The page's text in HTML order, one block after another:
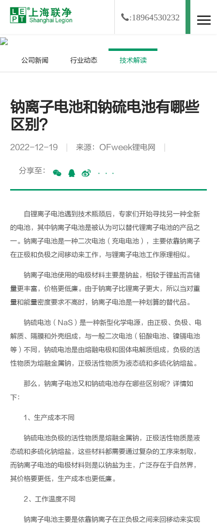
:18964530232
公司新闻 行业动态 技术解读
钠离子电池和钠硫电池有哪些
区别？
2022-12-19 来源：OFweek锂电网
分享至： ···
自锂离子电池遇到技术瓶颈后，专家们开始寻找另一种全新
的电池，其中钠离子电池是被认为可以替代锂离子电池的产品之
一。钠离子电池是一种二次电池（充电电池），主要依靠钠离子
在正极和负极之间移动来工作，与锂离子电池工作原理相似。
钠离子电池使用的电极材料主要是钠盐，相较于锂盐而言储
量更丰富，价格更低廉。由于钠离子比锂离子更大，所以当对重
量和能量密度要求不高时，钠离子电池是一种划算的替代品。
钠硫电池（NaS）是一种新型化学电源，由正极、负极、电
解质、隔膜和外壳组成，与一般二次电池（铅酸电池、镍镉电池
等）不同，钠硫电池是由熔融电极和固体电解质组成，负极的活
性物质为熔融金属钠，正极活性物质为液态硫和多硫化钠熔盐。
那么，钠离子电池又和钠硫电池存在哪些区别呢？详情如
下：
1、生产成本不同
钠硫电池负极的活性物质是熔融金属钠，正极活性物质是液
态硫和多硫化钠熔盐，这些材料都需要通过复杂的工序来制取，
而钠离子电池的电极材料则是以钠盐为主，广泛存在于自然界，
其价格要更低，生产成本也更低廉。
2、工作温度不同
钠离子电池主要是依靠钠离子在正负极之间来回移动来实现